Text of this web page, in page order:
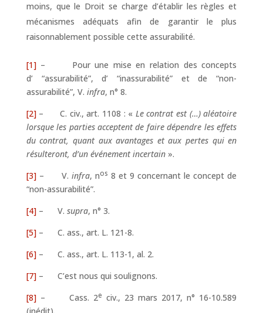
moins, que le Droit se charge d’établir les règles et
mécanismes adéquats afin de garantir le plus
raisonnablement possible cette assurabilité.
[1]– Pour une mise en relation des concepts
d’ “assurabilité”, d’ “inassurabilité” et de “non-
assurabilité”, V. infra, n° 8.
[2]– C. civ., art. 1108 : « Le contrat est (…) aléatoire
lorsque les parties acceptent de faire dépendre les effets
du contrat, quant aux avantages et aux pertes qui en
résulteront, d’un événement incertain».
[3]– V. infra, nos 8 et 9 concernant le concept de
“non-assurabilité”.
[4]– V. supra, n° 3.
[5]– C. ass., art. L. 121-8.
[6]– C. ass., art. L. 113-1, al. 2.
[7]– C’est nous qui soulignons.
[8]– Cass. 2e civ., 23 mars 2017, n° 16-10.589